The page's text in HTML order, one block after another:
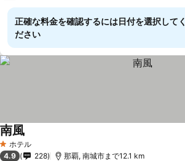
正確な料金を確認するには日付を選択してく
ださい
1 ホテルのランク
ホテル
南風料金を表示
4.9 228 那覇, 南城市まで12.1 km